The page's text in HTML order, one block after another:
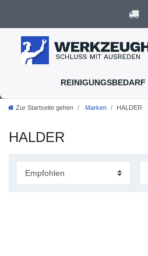
REINIGUNGSBEDARF
Zur Startseite gehen Marken HALDER
HALDER